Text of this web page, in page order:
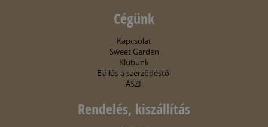
Cégünk
Kapcsolat
Sweet Garden
Klubunk
Elállás a szerződéstől
ÁSZF
Rendelés, kiszállítás